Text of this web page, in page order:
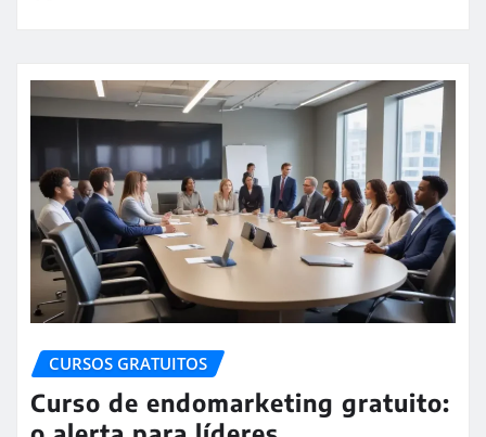
CURSOS GRATUITOS
Curso de endomarketing gratuito: